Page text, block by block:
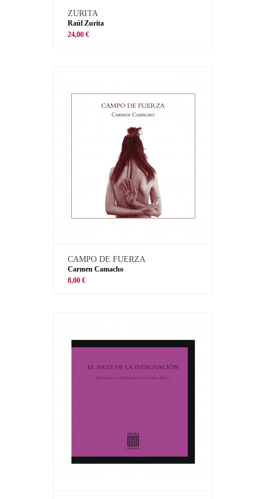
ZURITA
Raúl Zurita
24,00 €
CAMPO DE FUERZA
Carmen Camacho
8,00 €